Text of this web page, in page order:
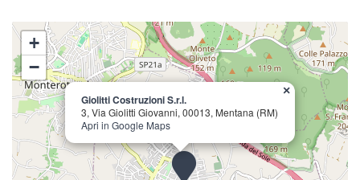
Giolitti Costruzioni S.r.l.
3, Via Giolitti Giovanni, 00013, Mentana (RM)
Apri in Google Maps
×
+
−